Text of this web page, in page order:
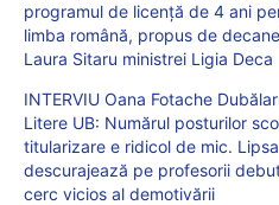
programul de licență de 4 ani
limba română, propus de
Laura Sitaru ministrei Ligia Deca
INTERVIU Oana Fotache
Litere UB: Numărul posturilor
titularizare e ridicol de mic.
descurajează pe profesorii
cerc vicios al demotivării